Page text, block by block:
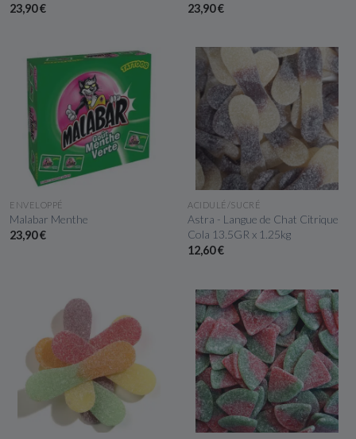
23,90 €
23,90 €
APERÇU RAPIDE
ENVELOPPÉ
Malabar Menthe
23,90 €
APERÇU RAPIDE
ACIDULÉ/SUCRÉ
Astra - Langue de Chat Citrique
Cola 13.5GR x 1.25kg
12,60 €